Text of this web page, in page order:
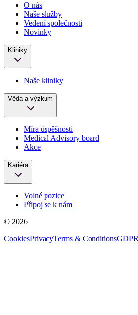
O nás
Naše služby
Vedení společnosti
Novinky
Kliniky
Naše kliniky
Věda a výzkum
Míra úspěšnosti
Medical Advisory board
Akce
Kariéra
Volné pozice
Připoj se k nám
© 2026
CookiesPrivacyTerms & ConditionsGDPR